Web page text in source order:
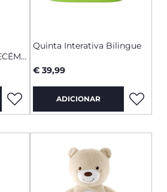
Quinta Interativa Bilingue
€ 39,99
ADICIONAR